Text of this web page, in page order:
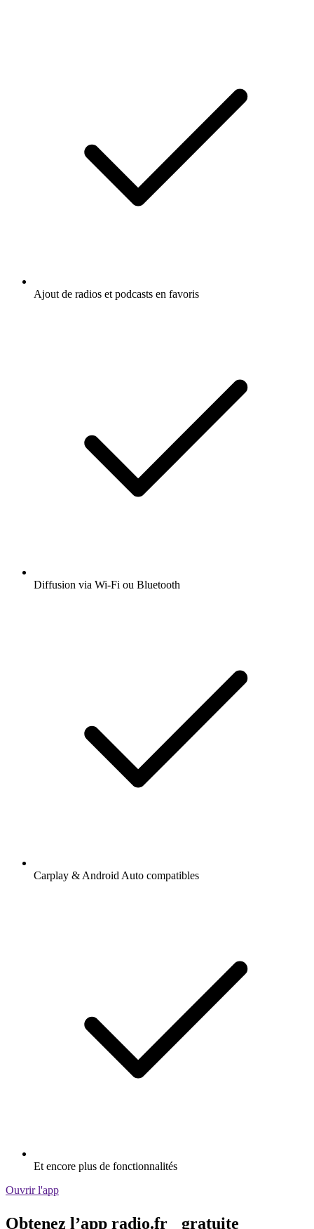
Ajout de radios et podcasts en favoris
Diffusion via Wi-Fi ou Bluetooth
Carplay & Android Auto compatibles
Et encore plus de fonctionnalités
Ouvrir l'app
Obtenez l’app radio.fr gratuite